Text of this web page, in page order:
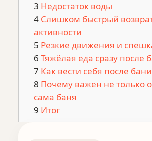
Недостаток воды
Слишком быстрый
активности
Резкие движения и
Тяжёлая еда сразу после
Как вести себя после
Почему важен не только
сама баня
Итог